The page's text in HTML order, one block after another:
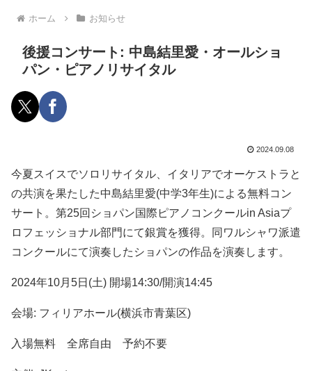
ホーム お知らせ
後援コンサート: 中島結里愛・オールショ
パン・ピアノリサイタル
2024.09.08
今夏スイスでソロリサイタル、イタリアでオーケストラと
の共演を果たした中島結里愛(中学3年生)による無料コン
サート。第25回ショパン国際ピアノコンクールin Asiaプ
ロフェッショナル部門にて銀賞を獲得。同ワルシャワ派遣
コンクールにて演奏したショパンの作品を演奏します。
2024年10月5日(土) 開場14:30/開演14:45
会場: フィリアホール(横浜市青葉区)
入場無料 全席自由 予約不要